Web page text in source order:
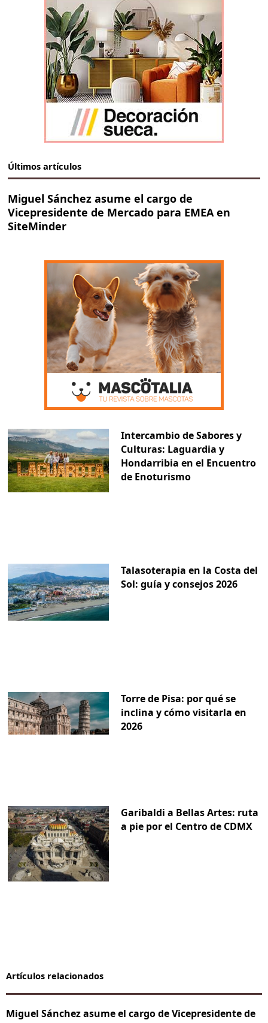
Últimos artículos
Miguel Sánchez asume el cargo de
Vicepresidente de Mercado para EMEA en
SiteMinder
Intercambio de Sabores y
Culturas: Laguardia y
Hondarribia en el Encuentro
de Enoturismo
Talasoterapia en la Costa del
Sol: guía y consejos 2026
Torre de Pisa: por qué se
inclina y cómo visitarla en
2026
Garibaldi a Bellas Artes: ruta
a pie por el Centro de CDMX
Artículos relacionados
Miguel Sánchez asume el cargo de Vicepresidente de